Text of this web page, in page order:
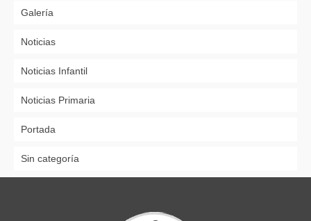
Galería
Noticias
Noticias Infantil
Noticias Primaria
Portada
Sin categoría